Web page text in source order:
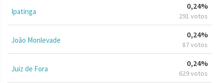
Ipatinga
0,24%
291 votos
João Monlevade
0,24%
87 votos
Juiz de Fora
0,24%
629 votos